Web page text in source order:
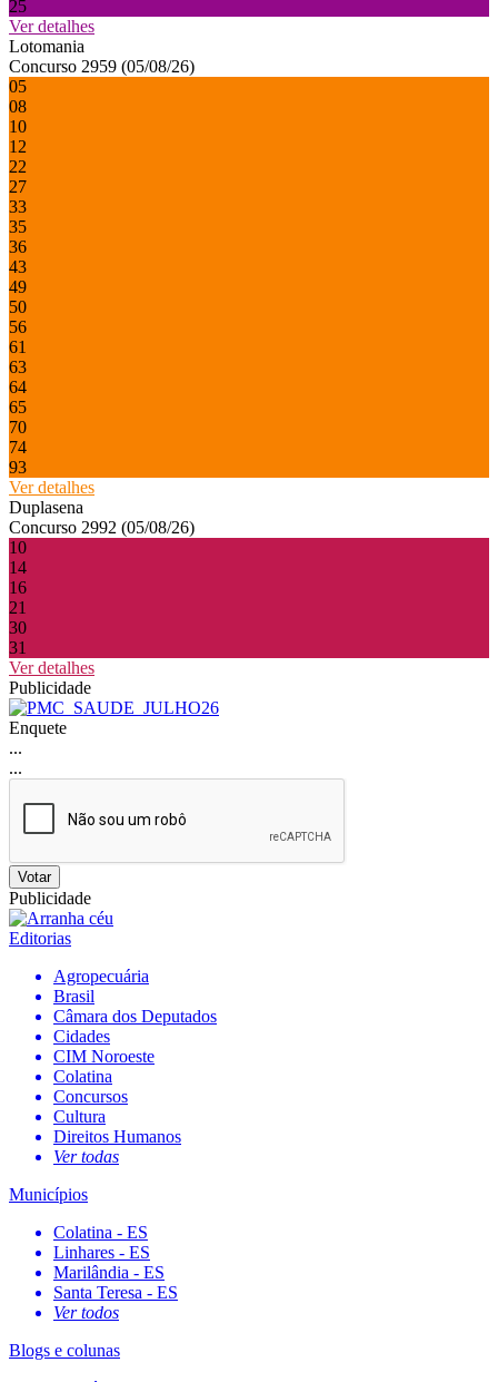
25
Ver detalhes
Lotomania
Concurso 2959 (05/08/26)
05
08
10
12
22
27
33
35
36
43
49
50
56
61
63
64
65
70
74
93
Ver detalhes
Duplasena
Concurso 2992 (05/08/26)
10
14
16
21
30
31
Ver detalhes
Publicidade
Enquete
...
...
Votar
Publicidade
Editorias
Agropecuária
Brasil
Câmara dos Deputados
Cidades
CIM Noroeste
Colatina
Concursos
Cultura
Direitos Humanos
Ver todas
Municípios
Colatina - ES
Linhares - ES
Marilândia - ES
Santa Teresa - ES
Ver todos
Blogs e colunas